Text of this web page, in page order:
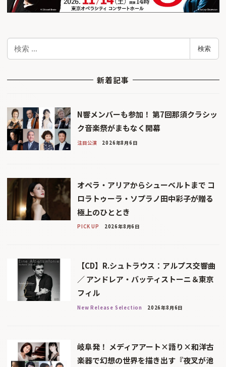
検索
新着記事
N響メンバーも参加！ 第7回那須クラシッ
ク音楽祭がまもなく開幕
注目公演 2026年8月6日
オペラ・アリアからシューベルトまで コ
ロラトゥーラ・ソプラノ田中彩子が贈る
極上のひととき
PICK UP 2026年8月6日
【CD】R.シュトラウス：アルプス交響曲
／ アンドレア・バッティストーニ＆東京
フィル
New Release Selection 2026年8月6日
岐阜発！ メディアアート×語り×和洋古
楽器で幻想の世界を描き出す『夜叉が池